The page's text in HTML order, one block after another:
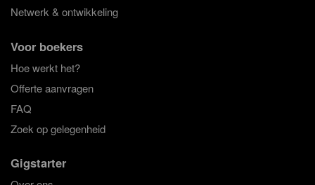
Netwerk & ontwikkeling
Voor boekers
Hoe werkt het?
Offerte aanvragen
FAQ
Zoek op gelegenheid
Gigstarter